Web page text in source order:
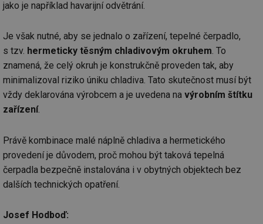
jako je například havarijní odvětrání.
Je však nutné, aby se jednalo o zařízení, tepelné čerpadlo,
s tzv. hermeticky těsným chladivovým okruhem. To
znamená, že celý okruh je konstrukčně proveden tak, aby
minimalizoval riziko úniku chladiva. Tato skutečnost musí být
vždy deklarována výrobcem a je uvedena na výrobním štítku
zařízení.
Právě kombinace malé náplně chladiva a hermetického
provedení je důvodem, proč mohou být taková tepelná
čerpadla bezpečně instalována i v obytných objektech bez
dalších technických opatření.
Josef Hodboď: